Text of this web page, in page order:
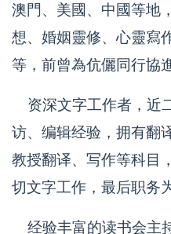
澳門、美國、中國等地
想、婚姻靈修、心靈寫
等，前曾為伉儷同行協
资深文字工作者，近
访、编辑经验，拥有翻
教授翻译、写作等科目
切文字工作，最后职务
经验丰富的读书会主